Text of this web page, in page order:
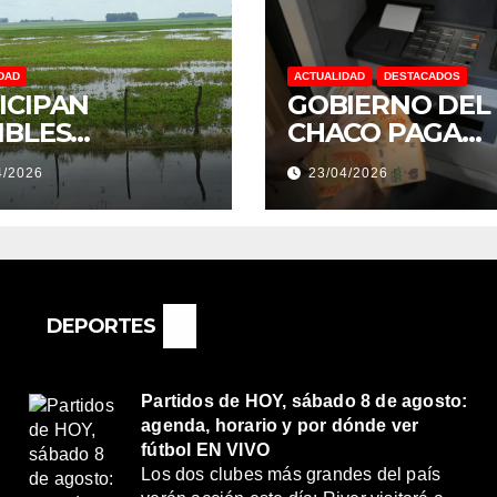
Y
2026
ACTUALIDAD DESTACADOS
GOBIERNO DEL
CHACO PAGA
SUELDOS EL 29
DE ABRIL, CON
2% DE
23/04/2026
DEPORTES
Partidos de HOY, sábado 8 de agosto:
agenda, horario y por dónde ver
fútbol EN VIVO
Los dos clubes más grandes del país